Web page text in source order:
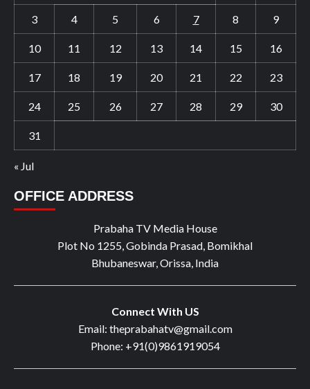
3 4 5 6 7 8 9
10 11 12 13 14 15 16
17 18 19 20 21 22 23
24 25 26 27 28 29 30
31
« Jul
OFFICE ADDRESS
Prabaha TV Media House
Plot No 1255, Gobinda Prasad, Bomikhal
Bhubaneswar, Orissa, India
Connect With US
Email: theprabahatv@gmail.com
Phone: +91(0)9861919054